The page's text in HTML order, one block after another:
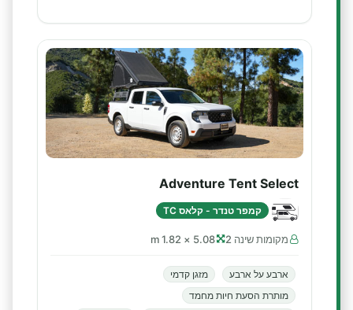
Adventure Tent Select
קמפר טנדר - קלאס TC
מקומות שינה 2 5.08 × 1.82 m
ארבע על ארבע
מזגן קדמי
מותרת הסעת חיות מחמד